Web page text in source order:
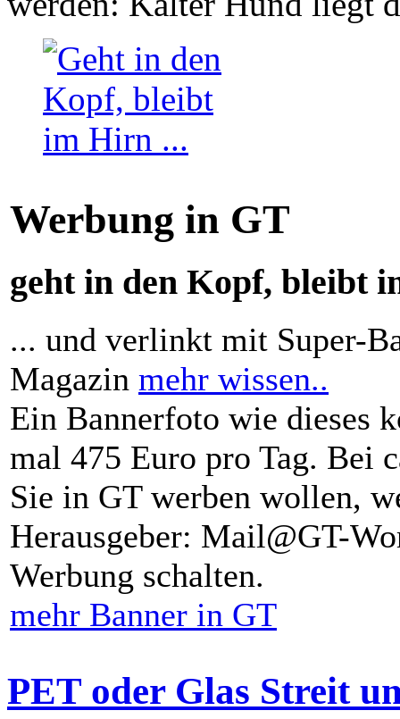
Werbung in GT
geht in den Kopf, bleibt
... und verlinkt mit Super-
Magazin mehr wissen..
Ein Bannerfoto wie dieses
mal 475 Euro pro Tag. Bei
Sie in GT werben wollen,
Herausgeber: Mail@GT-
Werbung schalten.
mehr Banner in GT
PET oder Glas Streit